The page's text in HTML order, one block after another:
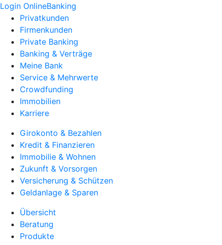
Login OnlineBanking
Privatkunden
Firmenkunden
Private Banking
Banking & Verträge
Meine Bank
Service & Mehrwerte
Crowdfunding
Immobilien
Karriere
Girokonto & Bezahlen
Kredit & Finanzieren
Immobilie & Wohnen
Zukunft & Vorsorgen
Versicherung & Schützen
Geldanlage & Sparen
Übersicht
Beratung
Produkte